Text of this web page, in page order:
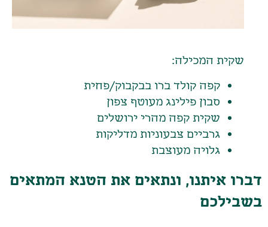
שקית המכילה:
קפה קולד ברו בבקבוק/פחית
סבון פילינג מעוטף צפון
שקית קפה מהרי ירושלים
גרביים צבעוניות מדליקות
גלויה מעוצבת
דברו איתנו, ונתאים את הטנא המתאים
בשבילכם